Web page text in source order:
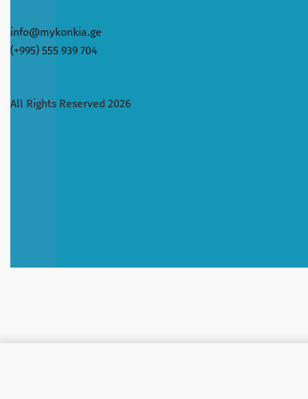
info@mykonkia.ge
(+995) 555 939 704
All Rights Reserved 2026